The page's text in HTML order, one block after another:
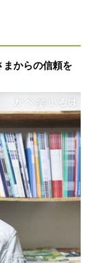
まからの信頼を